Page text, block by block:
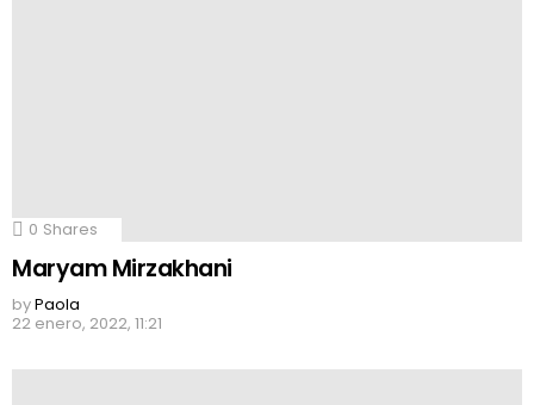
0 Shares
Maryam Mirzakhani
byPaola
22 enero, 2022, 11:21